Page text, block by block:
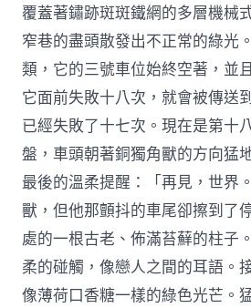
覆蓋著鏽跡斑斑鐵網的多層機械
窄巷的盡頭散發出不正常的綠光
類，它的三號車位始終空著，並
它面前失敗十八次，就會被傳送
已經失敗了十七次。現在是第十
盤，車頭朝著銅獨角獸的方向猛
最後的溫柔提醒：「再見，世界
獸，但他那顫抖的車尾卻擦到了
處的一根古老、佈滿苔蘚的柱子
柔的碰觸，像戀人之間的耳語。
像薄荷口香糖一樣的綠色光芒。